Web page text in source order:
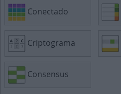
Conectado
Criptograma
Consensus